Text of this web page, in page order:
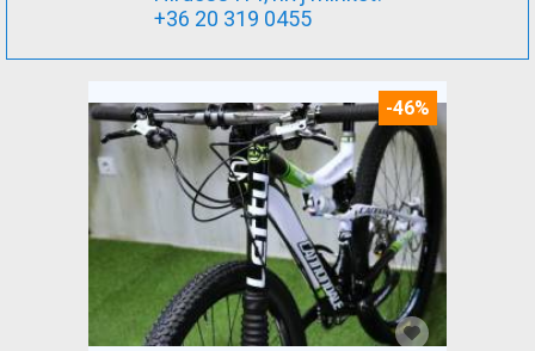
+36 20 319 0455
-46%